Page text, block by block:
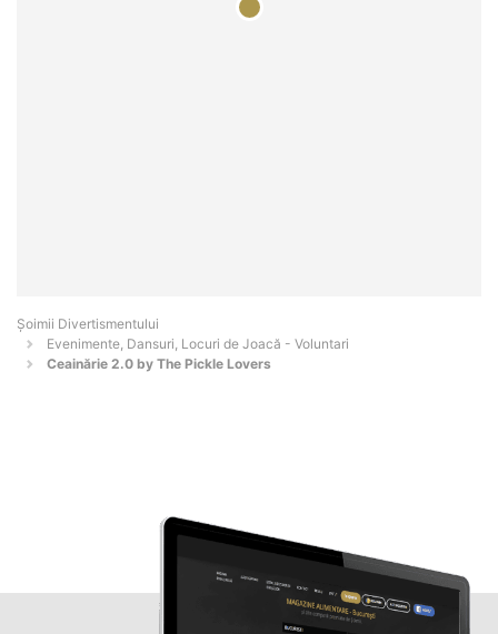
Şoimii Divertismentului
Evenimente, Dansuri, Locuri de Joacă - Voluntari
Ceainărie 2.0 by The Pickle Lovers